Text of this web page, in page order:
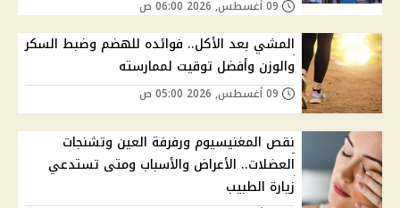
المشي بعد الأكل.. فوائده للهضم وضبط السكر
والوزن وأفضل توقيت لممارسته
نقص المغنيسيوم ورفرفة العين وتشنجات
العضلات.. الأعراض والأسباب ومتى تستدعي
زيارة الطبيب